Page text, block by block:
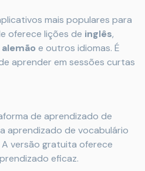
mais populares para
oferece lições de inglês,
alemão e outros idiomas. É
aprender em sessões curtas
de aprendizado de
aprendizado de vocabulário
versão gratuita oferece
eficaz.